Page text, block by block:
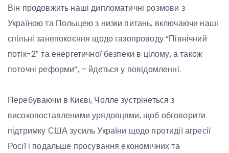
Він продовжить наші дипломатичні розмови з
Україною та Польщею з низки питань, включаючи наші
спільні занепокоєння щодо газопроводу “Північний
потік-2″ та енергетичної безпеки в цілому, а також
поточні реформи”, – йдеться у повідомленні.
Перебуваючи в Києві, Чолле зустрінеться з
високопоставленими урядовцями, щоб обговорити
підтримку США зусиль України щодо протидії агресії
Росії і подальше просування економічних та